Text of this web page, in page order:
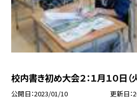
校内書き初め大会２：１月１０日（
公開日 2023/01/10 更新日